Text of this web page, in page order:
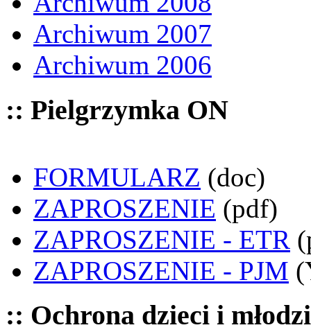
Archiwum 2007
Archiwum 2006
:: Pielgrzymka ON
FORMULARZ (doc)
ZAPROSZENIE (pdf)
ZAPROSZENIE - ETR
ZAPROSZENIE - PJM
:: Ochrona dzieci i